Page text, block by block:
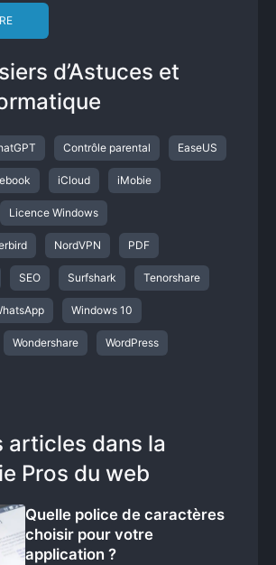
d’Astuces et
Contrôle parental EaseUS
iCloud iMobie
Licence Windows
NordVPN PDF
SEO Surfshark Tenorshare
Windows 10
Wondershare WordPress
articles dans la
Pros du web
Quelle police de caractères
choisir pour votre
application ?